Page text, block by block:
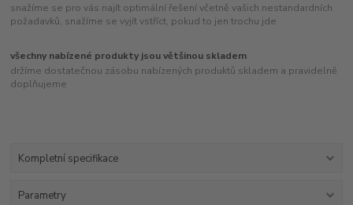
snažíme se pro vás najít optimální řešení včetně vašich nestandardních
požadavků, snažíme se vyjít vstříct, pokud to jen trochu jde
všechny nabízené produkty jsou většinou skladem
držíme dostatečnou zásobu nabízených produktů skladem a pravidelně
doplňujeme
Kompletní specifikace
Parametry